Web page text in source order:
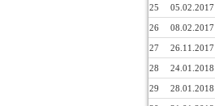
25 05.02.2017
26 08.02.2017
27 26.11.2017
28 24.01.2018
29 28.01.2018